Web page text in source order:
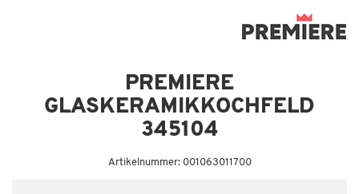
PREMIERE
GLASKERAMIKKOCHFELD
345104
Artikelnummer: 001063011700